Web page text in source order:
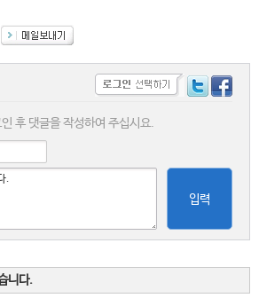
후 댓글을 작성하여 주십시요.
입력
니다.